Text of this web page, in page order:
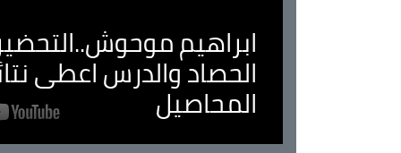
ابراهيم
الحصاد والدرس اعطى
المحاصيل